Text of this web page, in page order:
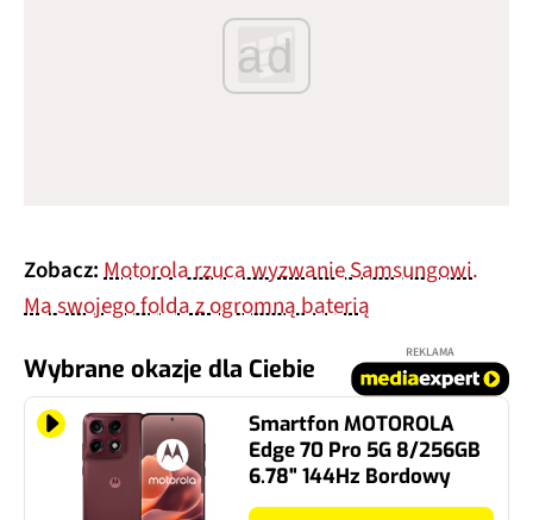
ad
Zobacz:Motorola rzuca wyzwanie Samsungowi.
Ma swojego folda z ogromną baterią
Wybrane okazje dla Ciebie
REKLAMA
Smartfon MOTOROLA
Edge 70 Pro 5G 8/256GB
6.78" 144Hz Bordowy